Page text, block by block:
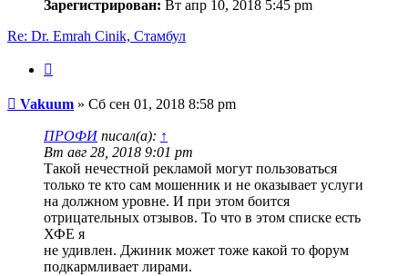
Зарегистрирован: Вт апр 10, 2018 5:45 pm
Re: Dr. Emrah Cinik, Стамбул
Сообщение
Vakuum » Сб сен 01, 2018 8:58 pm
ПРОФИписал(а): ↑
Вт авг 28, 2018 9:01 pm
Такой нечестной рекламой могут пользоваться
только те кто сам мошенник и не оказывает услуги
на должном уровне. И при этом боится
отрицательных отзывов. То что в этом списке есть
ХФЕ я
не удивлен. Джиник может тоже какой то форум
подкармливает лирами.